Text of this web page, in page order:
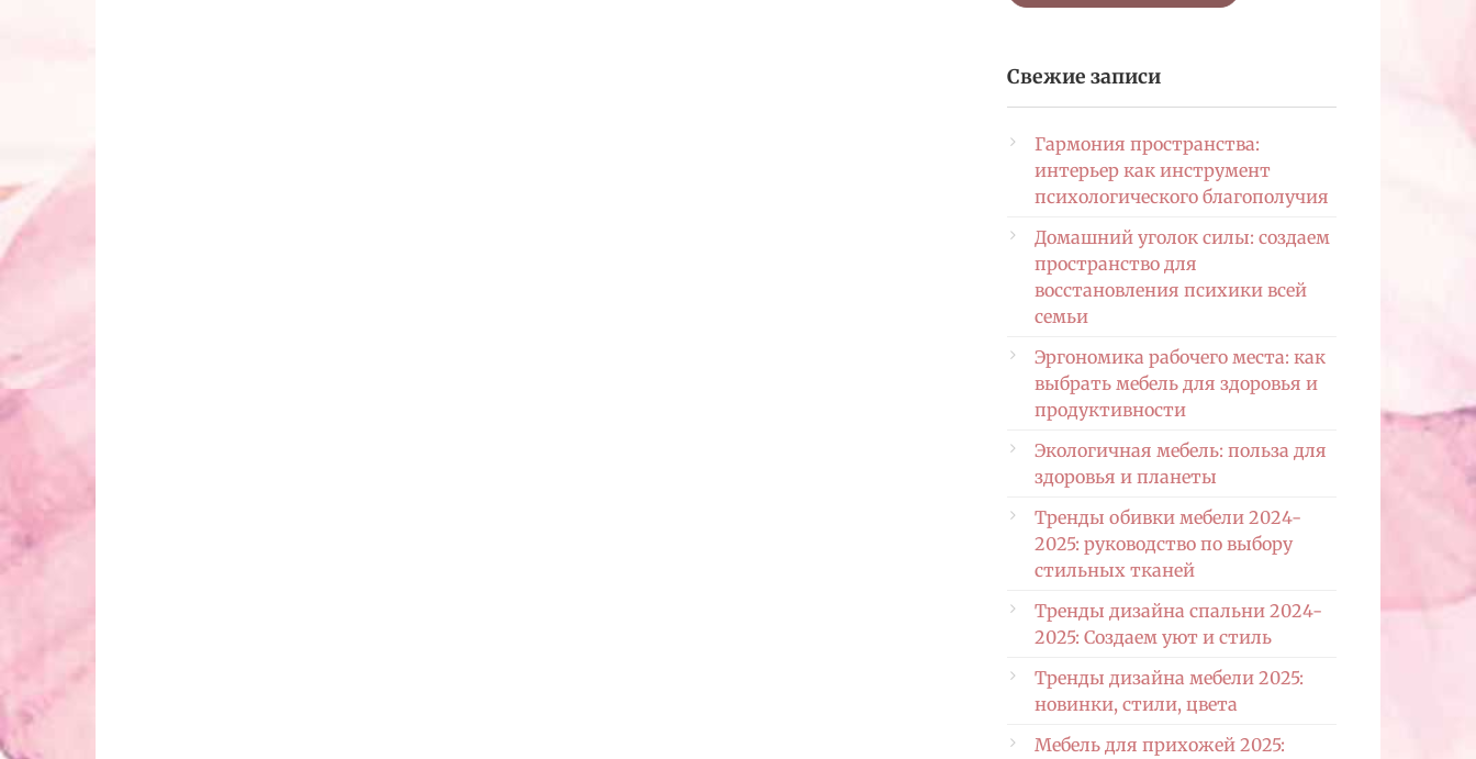
Свежие записи
Гармония пространства:
интерьер как инструмент
психологического благополучия
Домашний уголок силы: создаем
пространство для
восстановления психики всей
семьи
Эргономика рабочего места: как
выбрать мебель для здоровья и
продуктивности
Экологичная мебель: польза для
здоровья и планеты
Тренды обивки мебели 2024-
2025: руководство по выбору
стильных тканей
Тренды дизайна спальни 2024-
2025: Создаем уют и стиль
Тренды дизайна мебели 2025:
новинки, стили, цвета
Мебель для прихожей 2025: